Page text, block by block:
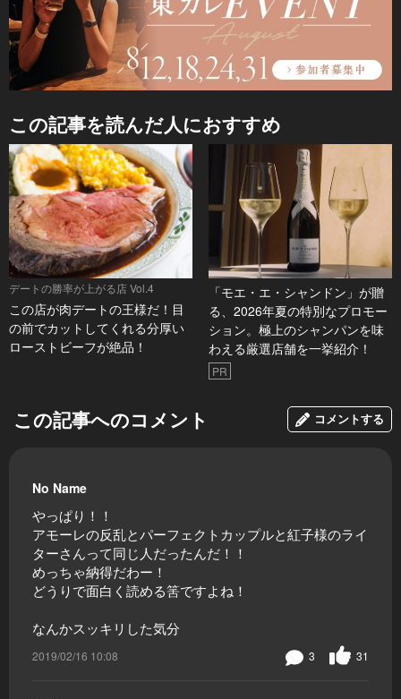
この記事を読んだ人におすすめ
デートの勝率が上がる店 Vol.4
この店が肉デートの王様だ！目
の前でカットしてくれる分厚い
ローストビーフが絶品！
「モエ・エ・シャンドン」が贈
る、2026年夏の特別なプロモー
ション。極上のシャンパンを味
わえる厳選店舗を一挙紹介！
PR
この記事へのコメント コメントする
No Name
やっぱり！！
アモーレの反乱とパーフェクトカップルと紅子様のライ
ターさんって同じ人だったんだ！！
めっちゃ納得だわー！
どうりで面白く読める筈ですよね！
なんかスッキリした気分
2019/02/16 10:08 31
3